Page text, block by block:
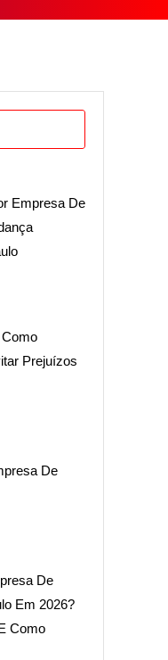
Empresa De
Prejuízos
De
De
Em 2026?
Como